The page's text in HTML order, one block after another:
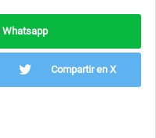
Whatsapp
Compartir en X